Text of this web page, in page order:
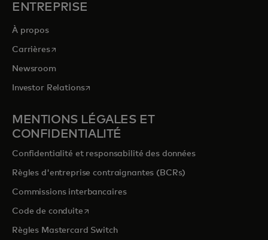
ENTREPRISE
À propos
Carrièress’ouvre dans un nouvel onglet
Newsroom
Investor Relationss’ouvre dans un nouvel onglet
MENTIONS LÉGALES ET
CONFIDENTIALITÉ
Confidentialité et responsabilité des données
Règles d'entreprise contraignantes (BCRs)
Commissions interbancaires
Code de conduites’ouvre dans un nouvel onglet
Règles Mastercard Switch